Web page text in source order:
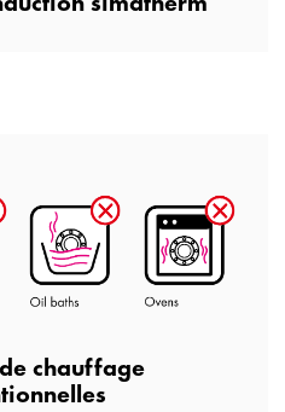
chauffage